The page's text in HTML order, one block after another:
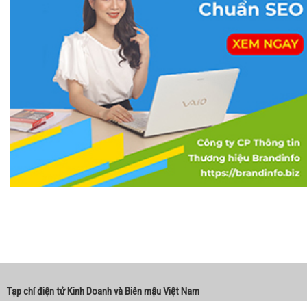
Tạp chí điện tử Kinh Doanh và Biên mậu Việt Nam